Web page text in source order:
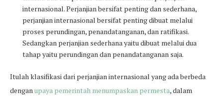
internasional. Perjanjian bersifat penting dan sederhana,
perjanjian internasional bersifat penting dibuat melalui
proses perundingan, penandatanganan, dan ratifikasi.
Sedangkan perjanjian sederhana yaitu dibuat melalui dua
tahap yaitu perundingan dan penandatanganan saja.
Itulah klasifikasi dari perjanjian internasional yang ada berbeda
denganupaya pemerintah menumpaskan permesta, dalam